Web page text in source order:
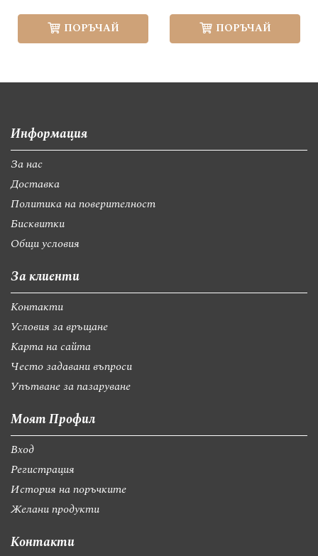
ПОРЪЧАЙ ПОРЪЧАЙ
Информация
За нас
Доставка
Политика на поверителност
Бисквитки
Общи условия
За клиенти
Контакти
Условия за връщане
Карта на сайта
Често задавани въпроси
Упътване за пазаруване
Моят Профил
Вход
Регистрация
История на поръчките
Желани продукти
Контакти